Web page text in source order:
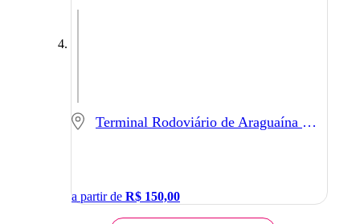
Terminal Rodoviário de Araguaína - Araguaína - TO
a partir de R$ 150,00